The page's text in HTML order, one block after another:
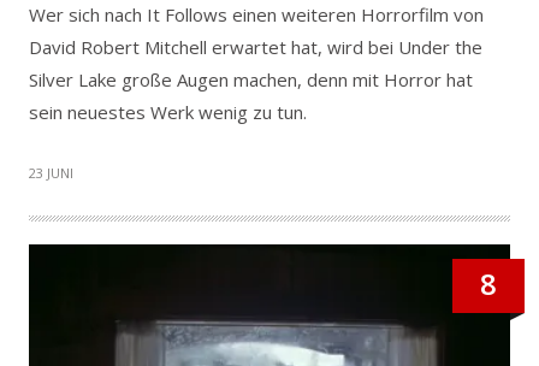
Wer sich nach It Follows einen weiteren Horrorfilm von
David Robert Mitchell erwartet hat, wird bei Under the
Silver Lake große Augen machen, denn mit Horror hat
sein neuestes Werk wenig zu tun.
23 JUNI
8